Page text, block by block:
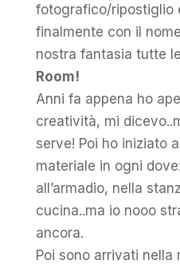
fotografico/ripostiglio
finalmente con il
nostra fantasia tutte
Room!
Anni fa appena ho
creatività, mi
serve! Poi ho iniziato
materiale in ogni
all’armadio, nella
cucina..ma io nooo
ancora.
Poi sono arrivati nella